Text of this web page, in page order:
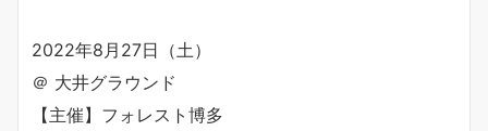
2022年8月27日（土）
＠ 大井グラウンド
【主催】フォレスト博多